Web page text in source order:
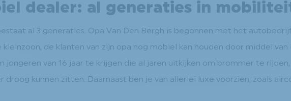
dealer: al generaties in
al 3 generaties. Opa Van Den Bergh is begonnen met het
de klanten van zijn opa nog mobiel kan houden door middel
jongeren van 16 jaar te krijgen die al jaren uitkijken om brommer te
droog kunnen zitten. Daarnaast ben je van allerlei luxe voorzien, zoals